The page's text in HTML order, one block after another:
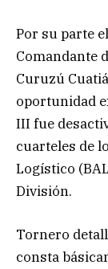
Por su parte
Comandante
Curuzú
oportunidad
III fue
cuarteles de
Logístico
División.
Tornero
consta